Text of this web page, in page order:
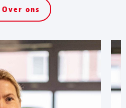
Over ons